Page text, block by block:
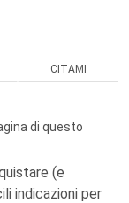
CITAMI
di questo
(e
indicazioni per